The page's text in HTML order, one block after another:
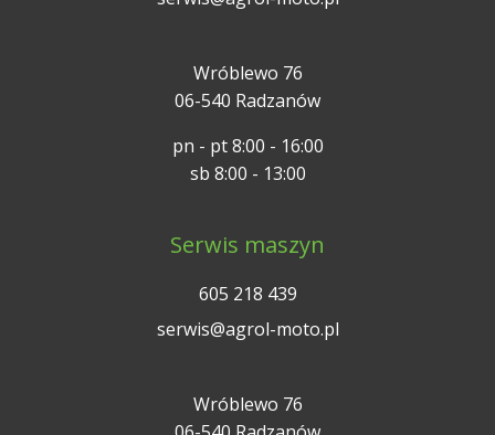
Wróblewo 76
06-540 Radzanów
pn - pt 8:00 - 16:00
sb 8:00 - 13:00
Serwis maszyn
605 218 439
serwis@agrol-moto.pl
Wróblewo 76